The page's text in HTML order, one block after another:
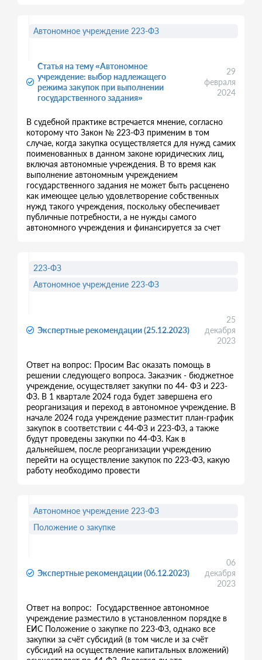
Статья на тему «Автономное
учреждение: выбор надлежащего
режима закупок при выполнении
государственного задания»
29
февраля
2024
В судебной практике встречается мнение, согласно
которому что Закон № 223-ФЗ применим в том
случае, когда закупка осуществляется для нужд самих
поименованных в данном законе юридических лиц,
включая автономные учреждения. В то время как
выполнение автономным учреждением
государственного задания не может быть расценено
как имеющее целью удовлетворение собственных
нужд такого учреждения, поскольку обеспечивает
публичные потребности, а не нужды самого
автономного учреждения и финансируется за счет
Автономное учреждение 223-ФЗ
Экспертные рекомендации (25.12.2023)
25
декабря
2023
Ответ на вопрос: Просим Вас оказать помощь в
решении следующего вопроса. Заказчик - бюджетное
учреждение, осуществляет закупки по 44- ФЗ и 223-
ФЗ. В 1 квартале 2024 года будет завершена его
реорганизация и переход в автономное учреждение. В
начале 2024 года учреждение разместит план-график
закупок в соответствии с 44-ФЗ и 223-ФЗ, а также
будут проведены закупки по 44-ФЗ. Как в
дальнейшем, после реорганизации учреждению
перейти на осуществление закупок по 223-ФЗ, какую
работу необходимо провести
223-ФЗ
Автономное учреждение 223-ФЗ
Экспертные рекомендации (06.12.2023)
06
декабря
2023
Ответ на вопрос: Государственное автономное
учреждение разместило в установленном порядке в
ЕИС Положение о закупке по 223-ФЗ, однако все
закупки за счёт субсидий (в том числе и за счёт
субсидий на осуществление капитальных вложений)
Автономное учреждение 223-ФЗ
Положение о закупке